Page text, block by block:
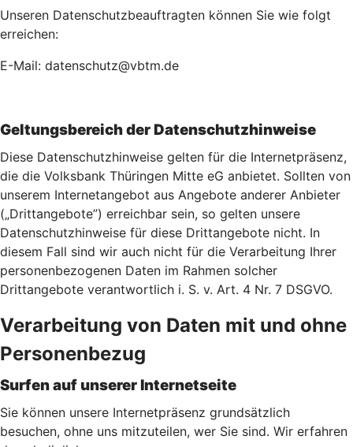
Unseren Datenschutzbeauftragten können Sie wie folgt
erreichen:
E-Mail: datenschutz@vbtm.de
Geltungsbereich der Datenschutzhinweise
Diese Datenschutzhinweise gelten für die Internetpräsenz,
die die Volksbank Thüringen Mitte eG anbietet. Sollten von
unserem Internetangebot aus Angebote anderer Anbieter
(„Drittangebote”) erreichbar sein, so gelten unsere
Datenschutzhinweise für diese Drittangebote nicht. In
diesem Fall sind wir auch nicht für die Verarbeitung Ihrer
personenbezogenen Daten im Rahmen solcher
Drittangebote verantwortlich i. S. v. Art. 4 Nr. 7 DSGVO.
Verarbeitung von Daten mit und ohne
Personenbezug
Surfen auf unserer Internetseite
Sie können unsere Internetpräsenz grundsätzlich
besuchen, ohne uns mitzuteilen, wer Sie sind. Wir erfahren